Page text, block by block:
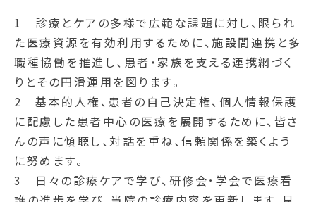
1 診療とケアの多様で広範な課題に対し、限られ
た医療資源を有効利用するために、施設間連携と多
職種協働を推進し、患者・家族を支える連携網づく
りとその円滑運用を図ります。
2 基本的人権、患者の自己決定権、個人情報保護
に配慮した患者中心の医療を展開するために、皆さ
んの声に傾聴し、対話を重ね、信頼関係を築くよう
に努めます。
3 日々の診療ケアで学び、研修会･学会で医療看